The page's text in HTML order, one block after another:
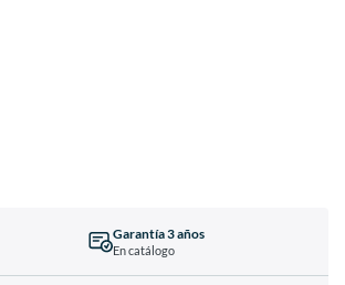
Garantía 3 años
En catálogo